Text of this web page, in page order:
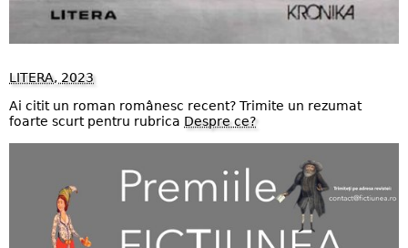
LITERA, 2023
Ai citit un roman românesc recent? Trimite un rezumat
foarte scurt pentru rubrica Despre ce?